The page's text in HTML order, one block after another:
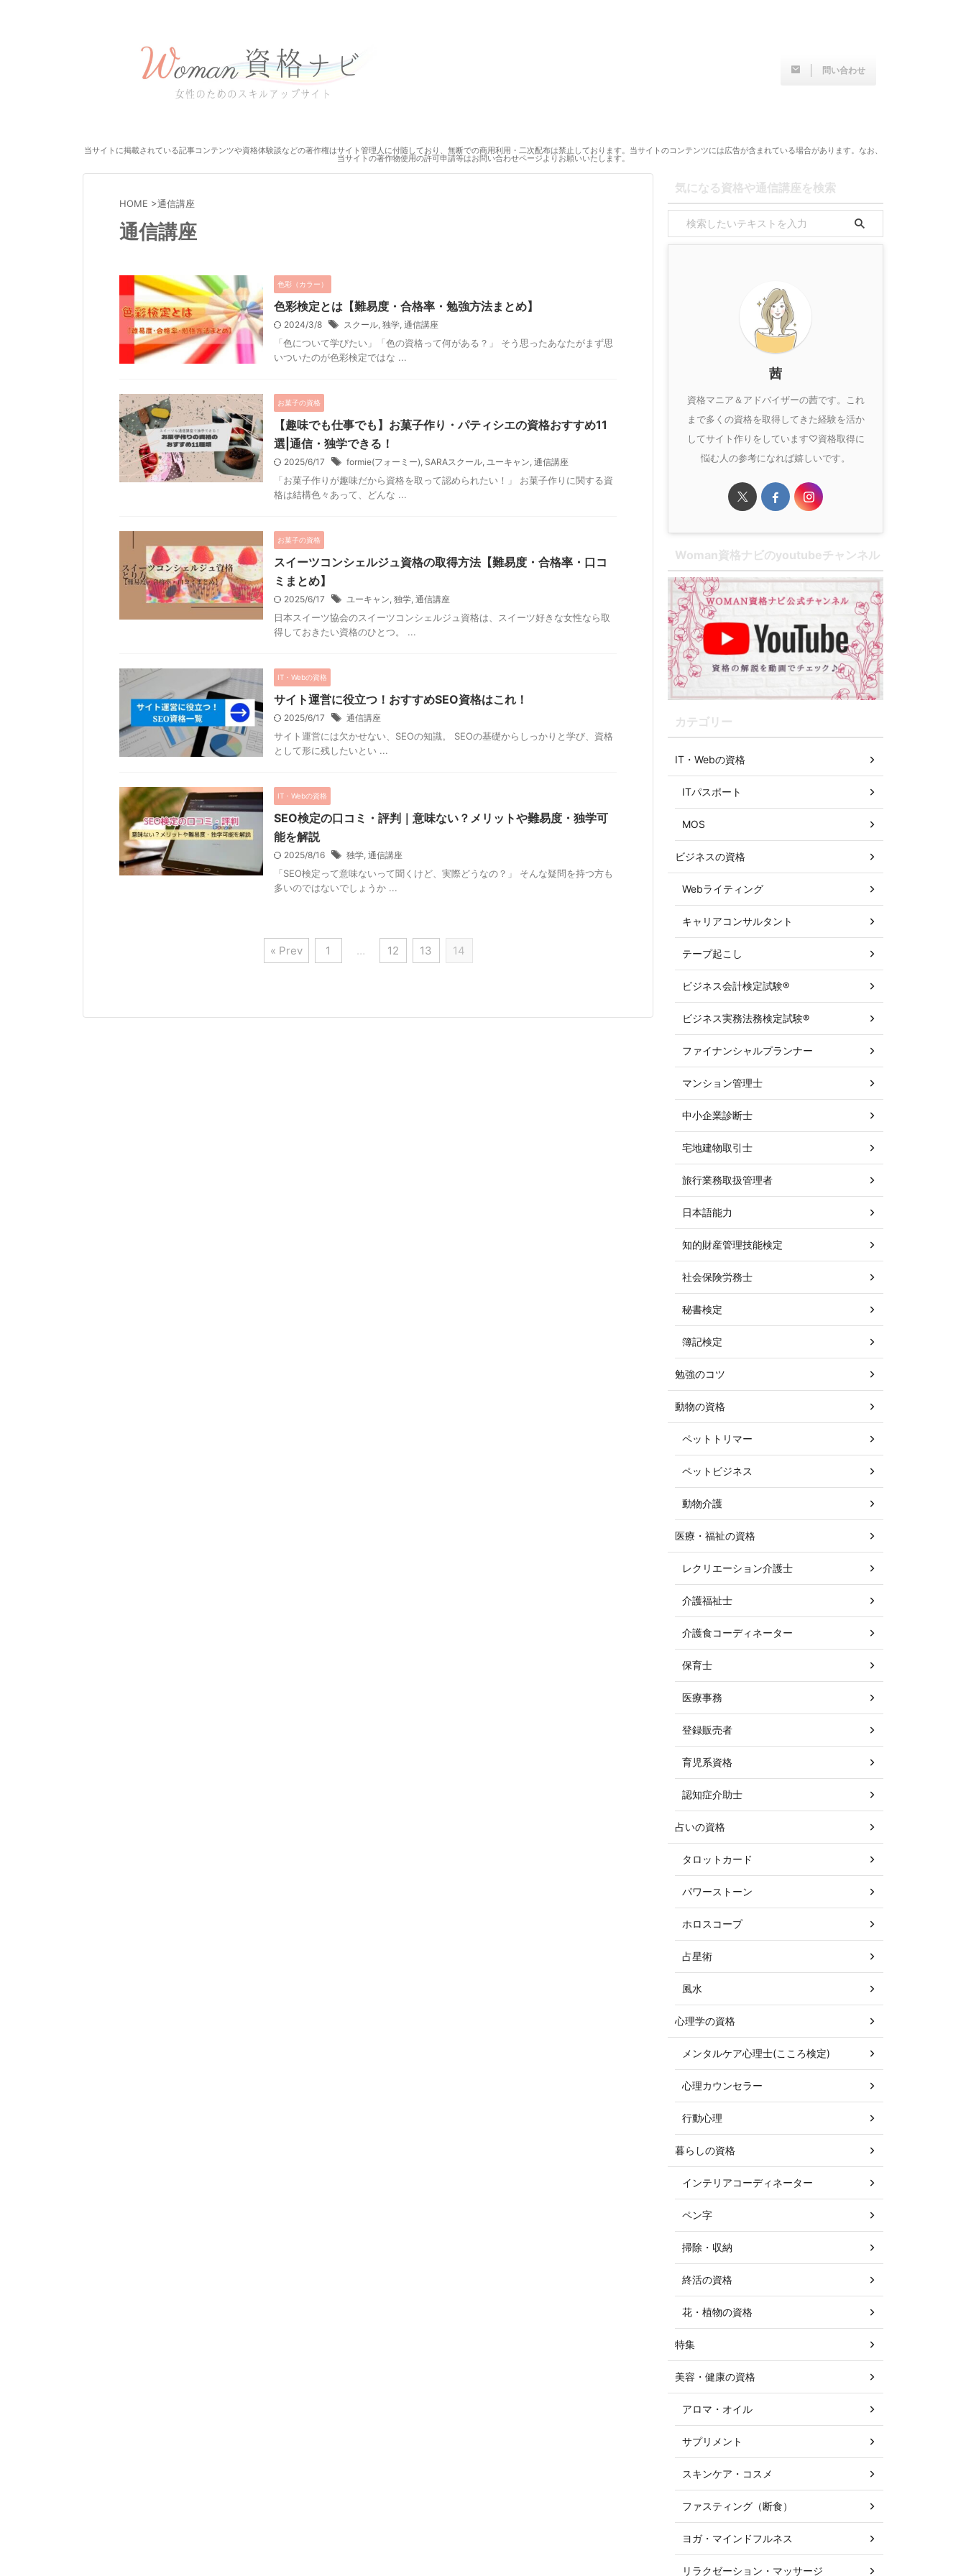
問い合わせ
当サイトに掲載されている記事コンテンツや資格体験談などの著作権はサイト管理人に付随しており、無断での商用利用・二次配布は禁止しております。当サイトのコンテンツには広告が含まれている場合があります。なお、
当サイトの著作物使用の許可申請等はお問い合わせページよりお願いいたします。
HOME >通信講座
通信講座
色彩（カラー）
色彩検定とは【難易度・合格率・勉強方法まとめ】
2024/3/8 スクール, 独学, 通信講座
「色について学びたい」「色の資格って何がある？」 そう思ったあなたがまず思
いついたのが色彩検定ではな ...
お菓子の資格
【趣味でも仕事でも】お菓子作り・パティシエの資格おすすめ11
選|通信・独学できる！
2025/6/17 formie(フォーミー), SARAスクール, ユーキャン, 通信講座
「お菓子作りが趣味だから資格を取って認められたい！」 お菓子作りに関する資
格は結構色々あって、どんな ...
お菓子の資格
スイーツコンシェルジュ資格の取得方法【難易度・合格率・口コ
ミまとめ】
2025/6/17 ユーキャン, 独学, 通信講座
日本スイーツ協会のスイーツコンシェルジュ資格は、スイーツ好きな女性なら取
得しておきたい資格のひとつ。 ...
IT・Webの資格
サイト運営に役立つ！おすすめSEO資格はこれ！
2025/6/17 通信講座
サイト運営には欠かせない、SEOの知識。 SEOの基礎からしっかりと学び、資格
として形に残したいとい ...
IT・Webの資格
SEO検定の口コミ・評判｜意味ない？メリットや難易度・独学可
能を解説
2025/8/16 独学, 通信講座
「SEO検定って意味ないって聞くけど、実際どうなの？」 そんな疑問を持つ方も
多いのではないでしょうか ...
« Prev 1 … 12 13 14
気になる資格や通信講座を検索
茜
資格マニア＆アドバイザーの茜です。これ
まで多くの資格を取得してきた経験を活か
してサイト作りをしています♡資格取得に
悩む人の参考になれば嬉しいです。
Woman資格ナビのyoutubeチャンネル
カテゴリー
IT・Webの資格
ITパスポート
MOS
ビジネスの資格
Webライティング
キャリアコンサルタント
テープ起こし
ビジネス会計検定試験®
ビジネス実務法務検定試験®
ファイナンシャルプランナー
マンション管理士
中小企業診断士
宅地建物取引士
旅行業務取扱管理者
日本語能力
知的財産管理技能検定
社会保険労務士
秘書検定
簿記検定
勉強のコツ
動物の資格
ペットトリマー
ペットビジネス
動物介護
医療・福祉の資格
レクリエーション介護士
介護福祉士
介護食コーディネーター
保育士
医療事務
登録販売者
育児系資格
認知症介助士
占いの資格
タロットカード
パワーストーン
ホロスコープ
占星術
風水
心理学の資格
メンタルケア心理士(こころ検定)
心理カウンセラー
行動心理
暮らしの資格
インテリアコーディネーター
ペン字
掃除・収納
終活の資格
花・植物の資格
特集
美容・健康の資格
アロマ・オイル
サプリメント
スキンケア・コスメ
ファスティング（断食）
ヨガ・マインドフルネス
リラクゼーション・マッサージ